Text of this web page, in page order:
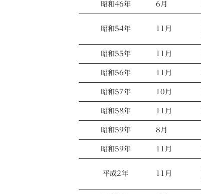
昭和46年 6月
昭和54年 11月
昭和55年 11月
昭和56年 11月
昭和57年 10月
昭和58年 11月
昭和59年 8月
昭和59年 11月
平成2年 11月